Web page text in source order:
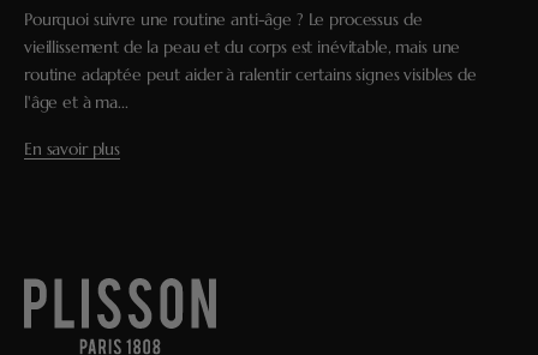
Pourquoi suivre une routine anti-âge ? Le processus de
vieillissement de la peau et du corps est inévitable, mais une
routine adaptée peut aider à ralentir certains signes visibles de
l'âge et à ma...
En savoir plus